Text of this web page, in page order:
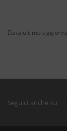
Data ultimo
Seguici anche su